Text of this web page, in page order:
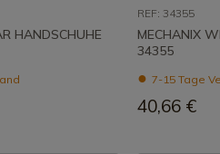
HANDSCHUHE
REF: 34355
MECHANIX
34355
7-15 Tage
40,66 €